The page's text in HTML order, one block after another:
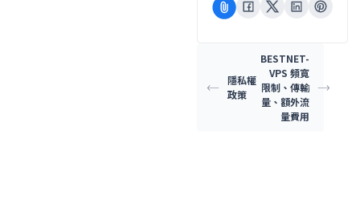
隱私權
政策
BESTNET-
VPS 頻寬
限制、傳輸
量、額外流
量費用